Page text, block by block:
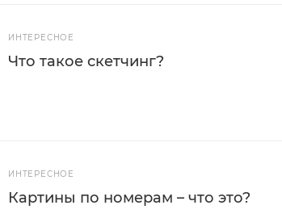
ИНТЕРЕСНОЕ
Что такое скетчинг?
ИНТЕРЕСНОЕ
Картины по номерам – что это?